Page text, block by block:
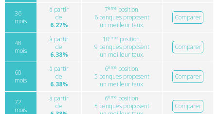
36
mois
à partir
de
6.27%
7èmeposition.
6 banques proposent
un meilleur taux.
Comparer
48
mois
à partir
de
6.38%
10ème position.
9 banques proposent
un meilleur taux.
Comparer
60
mois
à partir
de
6.38%
6èmeposition.
5 banques proposent
un meilleur taux.
Comparer
72
mois
à partir
de
6èmeposition.
5 banques proposent
Comparer